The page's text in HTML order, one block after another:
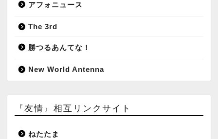
アフォニュース
The 3rd
勝つるあんてな！
New World Antenna
『友情』相互リンクサイト
ねたたま